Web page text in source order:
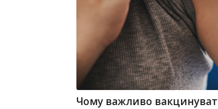
Чому важливо